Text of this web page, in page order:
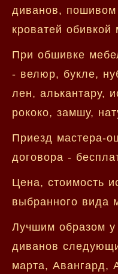
диванов, пошивом
кроватей обивкой
При обшивке
- велюр, букле,
лен, алькантару,
рококо, замшу,
Приезд мастера-
договора -
Цена, стоимость
выбранного вида
Лучшим образом у
диванов
марта, Авангард,